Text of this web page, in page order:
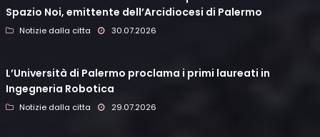
Spazio Noi, emittente dell’Arcidiocesi di Palermo
Notizie dalla citta 30.07.2026
L’Università di Palermo proclama i primi laureati in
Ingegneria Robotica
Notizie dalla citta 29.07.2026